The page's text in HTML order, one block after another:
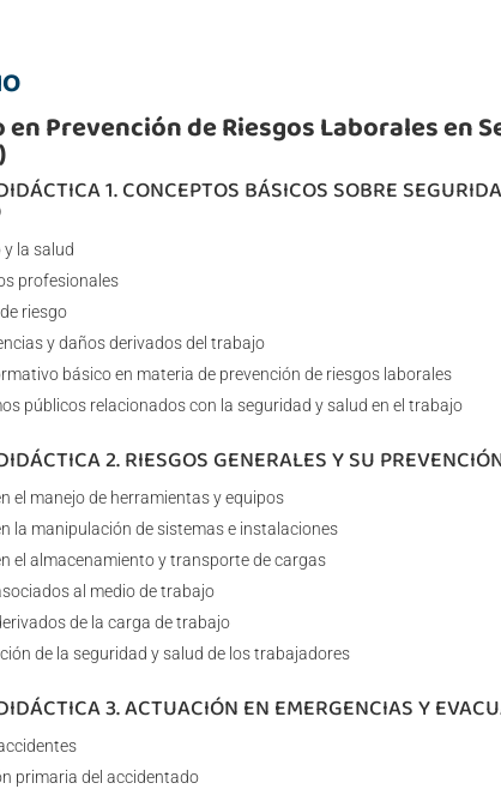
en Prevención de Riesgos Laborales en
1. CONCEPTOS BÁSICOS SOBRE
y la salud
profesionales
riesgo
y daños derivados del trabajo
básico en materia de prevención de riesgos laborales
públicos relacionados con la seguridad y salud en el trabajo
2. RIESGOS GENERALES Y SU
el manejo de herramientas y equipos
la manipulación de sistemas e instalaciones
el almacenamiento y transporte de cargas
al medio de trabajo
de la carga de trabajo
de la seguridad y salud de los trabajadores
3. ACTUACIÓN EN EMERGENCIAS Y
primaria del accidentado